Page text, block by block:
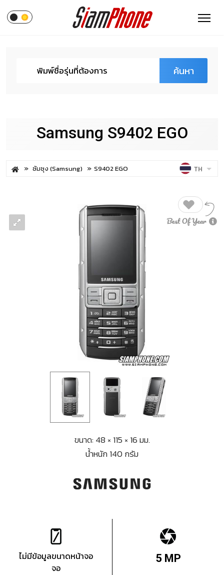
ค้นหา
Samsung S9402 EGO
ซัมซุง (Samsung) S9402 EGO TH
ขนาด: 48 × 115 × 16 มม.
น้ำหนัก 140 กรัม
ไม่มีข้อมูลขนาดหน้าจอ
จอ
5 MP